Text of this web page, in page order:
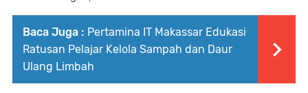
Baca Juga : Pertamina IT Makassar Edukasi
Ratusan Pelajar Kelola Sampah dan Daur
Ulang Limbah